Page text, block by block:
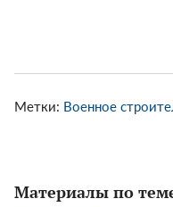
Метки: Военное
Материалы по